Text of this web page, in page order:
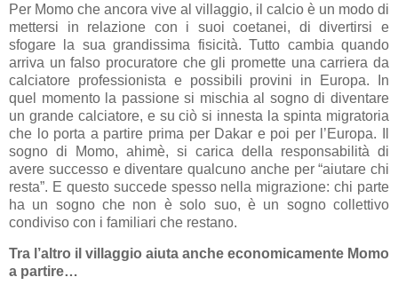
Per Momo che ancora vive al villaggio, il calcio è un modo di
mettersi in relazione con i suoi coetanei, di divertirsi e
sfogare la sua grandissima fisicità. Tutto cambia quando
arriva un falso procuratore che gli promette una carriera da
calciatore professionista e possibili provini in Europa. In
quel momento la passione si mischia al sogno di diventare
un grande calciatore, e su ciò si innesta la spinta migratoria
che lo porta a partire prima per Dakar e poi per l’Europa. Il
sogno di Momo, ahimè, si carica della responsabilità di
avere successo e diventare qualcuno anche per “aiutare chi
resta”. E questo succede spesso nella migrazione: chi parte
ha un sogno che non è solo suo, è un sogno collettivo
condiviso con i familiari che restano.
Tra l’altro il villaggio aiuta anche economicamente Momo
a partire…